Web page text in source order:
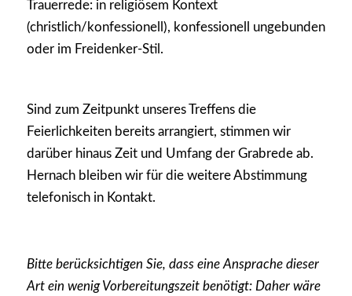
Trauerrede: in religiösem Kontext
(christlich/konfessionell), konfessionell ungebunden
oder im Freidenker-Stil.
Sind zum Zeitpunkt unseres Treffens die
Feierlichkeiten bereits arrangiert, stimmen wir
darüber hinaus Zeit und Umfang der Grabrede ab.
Hernach bleiben wir für die weitere Abstimmung
telefonisch in Kontakt.
Bitte berücksichtigen Sie, dass eine Ansprache dieser
Art ein wenig Vorbereitungszeit benötigt: Daher wäre